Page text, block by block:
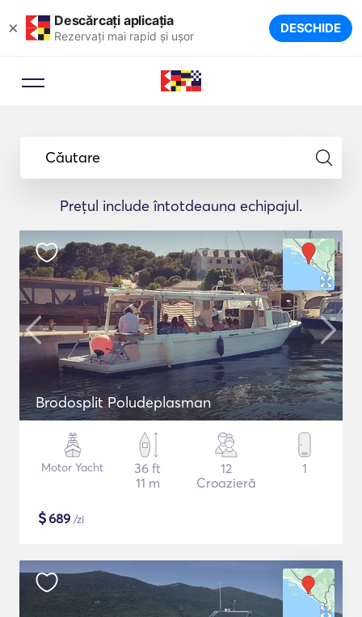
× Descărcați aplicația
Rezervați mai rapid și ușor DESCHIDE
Căutare
Prețul include întotdeauna echipajul.
Brodosplit Poludeplasman
Motor Yacht
36 ft
11 m
12
Croazieră
1
$689 /zi
Lăsați un expert în turism să vă
sugereze iahturile ideale pentru
călătoria dumneavoastră.